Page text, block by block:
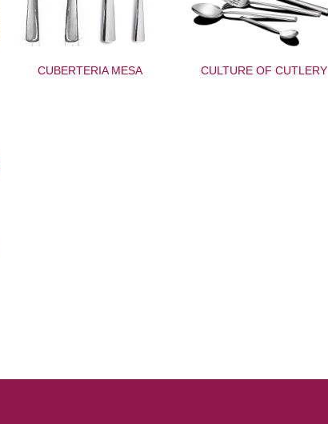
CUBERTERIA MESA CULTURE OF CUTLERY